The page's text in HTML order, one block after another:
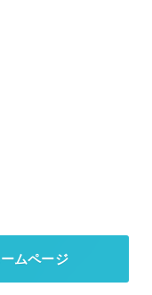
ムページ